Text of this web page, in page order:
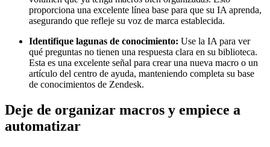
proporciona una excelente línea base para que su IA aprenda,
asegurando que refleje su voz de marca establecida.
Identifique lagunas de conocimiento: Use la IA para ver
qué preguntas no tienen una respuesta clara en su biblioteca.
Esta es una excelente señal para crear una nueva macro o un
artículo del centro de ayuda, manteniendo completa su base
de conocimientos de Zendesk.
Deje de organizar macros y empiece a
automatizar